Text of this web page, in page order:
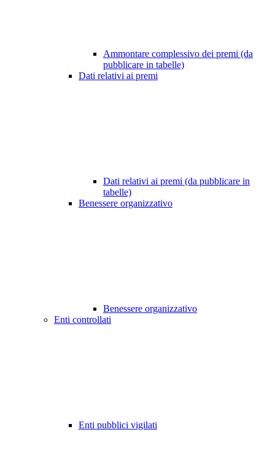
Ammontare complessivo dei premi (da
pubblicare in tabelle)
Dati relativi ai premi
Dati relativi ai premi (da pubblicare in
tabelle)
Benessere organizzativo
Benessere organizzativo
Enti controllati
Enti pubblici vigilati